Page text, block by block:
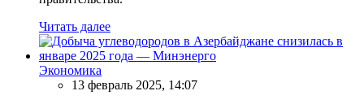
Читать далее
Экономика
13 февраль 2025, 14:07